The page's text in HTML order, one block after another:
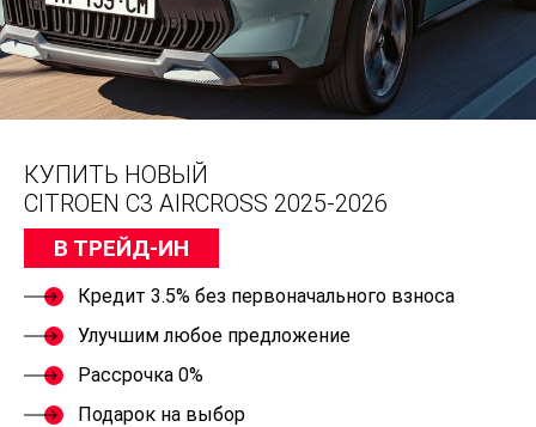
КУПИТЬ НОВЫЙ
CITROEN C3 AIRCROSS 2025-2026
В ТРЕЙД-ИН
Кредит 3.5% без первоначального взноса
Улучшим любое предложение
Рассрочка 0%
Подарок на выбор